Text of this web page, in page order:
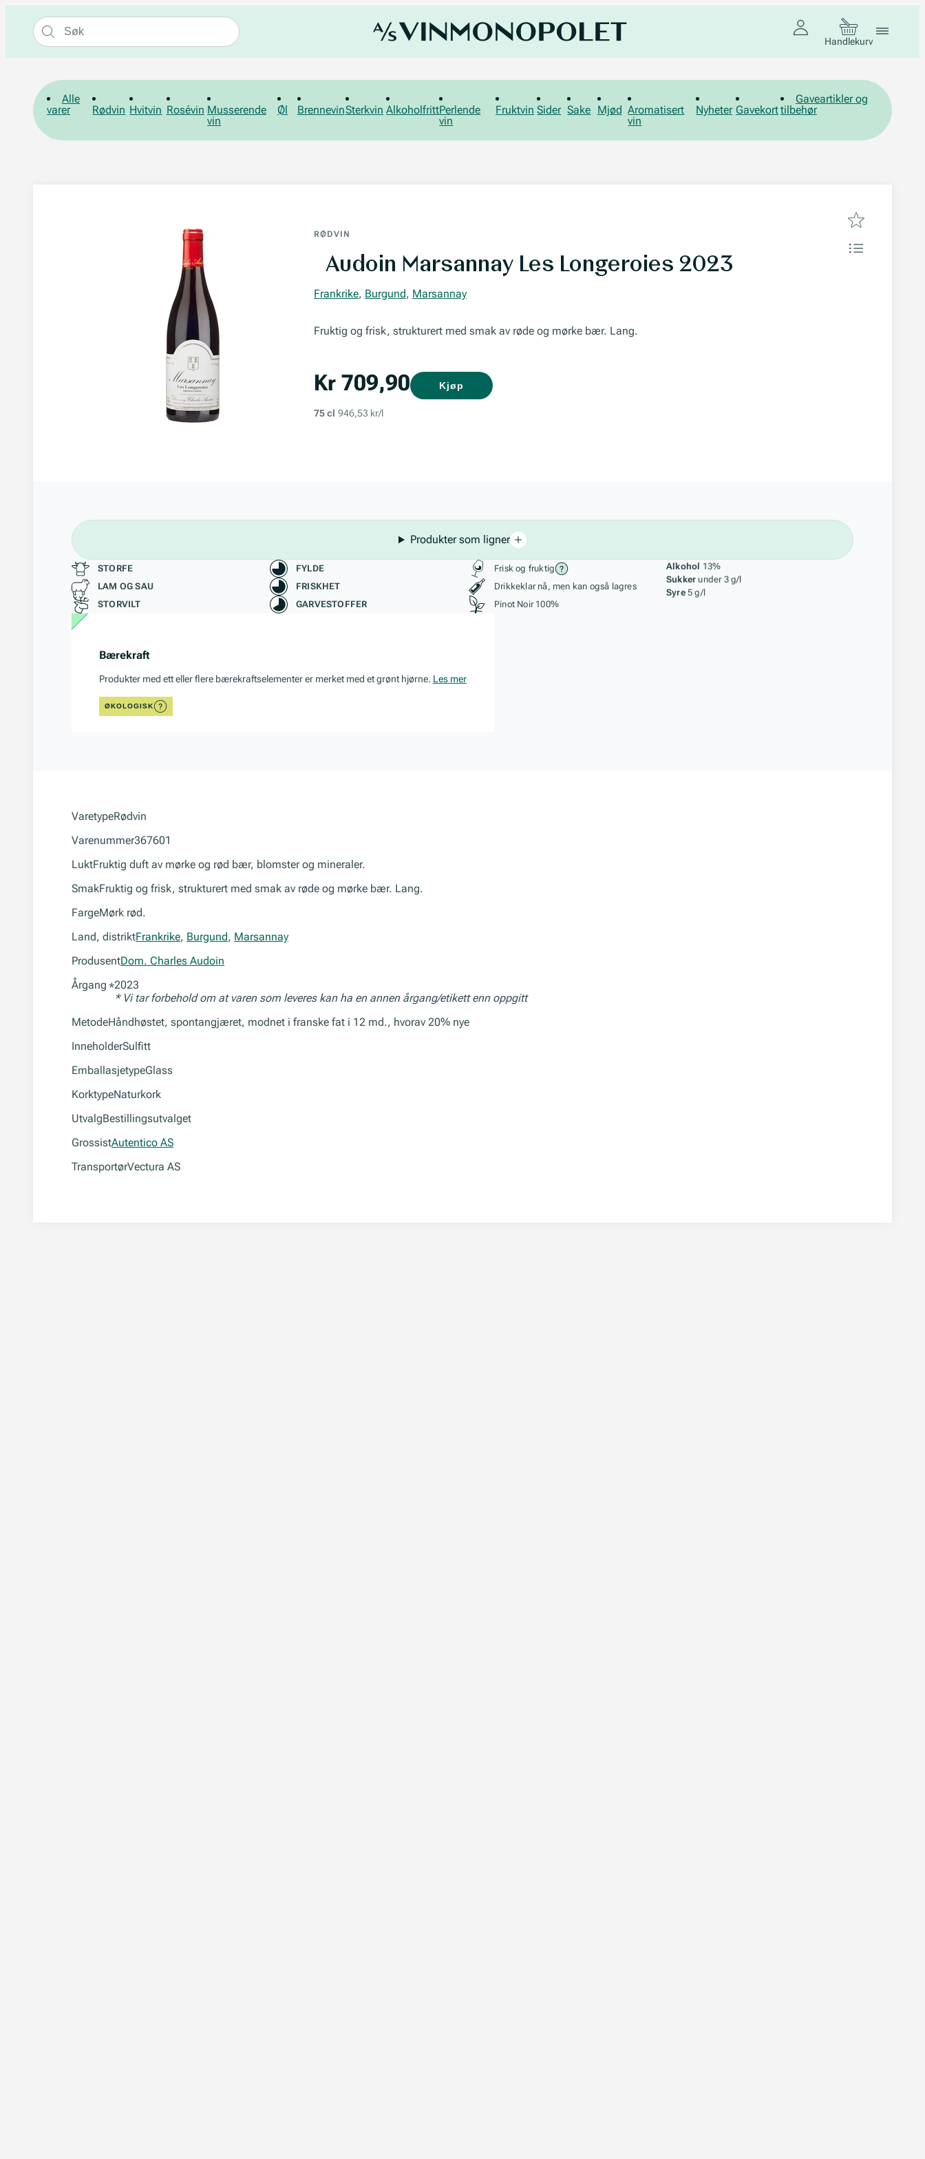
Handlekurv
Alle
varer
Rødvin Hvitvin Rosévin Musserende
vin
Øl BrennevinSterkvin AlkoholfrittPerlende
vin
Fruktvin Sider Sake Mjød Aromatisert
vin
Nyheter Gavekort
Gaveartikler og
tilbehør
RØDVIN
Audoin Marsannay Les Longeroies 2023
Frankrike, Burgund, Marsannay
Fruktig og frisk, strukturert med smak av røde og mørke bær. Lang.
Kr 709,90
75 cl 946,53 kr/l
Kjøp
Produkter som ligner
Passer til
STORFE
LAM OG SAU
STORVILT
Karakteristikk
FYLDE
FRISKHET
GARVESTOFFER
Stil, lagring og råstoff
Frisk og fruktig
Drikkeklar nå, men kan også lagres
Pinot Noir 100%
Alkohol 13%
Sukker under 3 g/l
Syre 5 g/l
Bærekraft
Produkter med ett eller flere bærekraftselementer er merket med et grønt hjørne. Les mer
ØKOLOGISK
VaretypeRødvin
Varenummer367601
LuktFruktig duft av mørke og rød bær, blomster og mineraler.
SmakFruktig og frisk, strukturert med smak av røde og mørke bær. Lang.
FargeMørk rød.
Land, distriktFrankrike, Burgund, Marsannay
ProdusentDom. Charles Audoin
Årgang *2023
* Vi tar forbehold om at varen som leveres kan ha en annen årgang/etikett enn oppgitt
MetodeHåndhøstet, spontangjæret, modnet i franske fat i 12 md., hvorav 20% nye
InneholderSulfitt
EmballasjetypeGlass
KorktypeNaturkork
UtvalgBestillingsutvalget
GrossistAutentico AS
TransportørVectura AS